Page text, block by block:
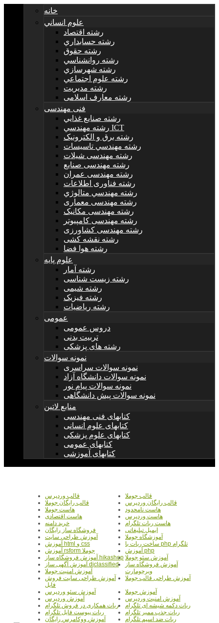
خانه
علوم انساني
رشته اقتصاد
رشته حسابداري
رشته حقوق
رشته روانشناسي
رشته شهرسازي
رشته علوم اجتماعي
رشته مديريت
رشته معارف اسلامی
فنی مهندسی
رشته صنايع غذايي
رشته مهندسي ICT
رشته برق و الکترونيک
رشته مهندسي تاسيسات
رشته مهندسی شیلات
رشته مهندسی صنایع
رشته مهندسی عمران
رشته فناوری اطلاعات
رشته مهندسي متالوژي
رشته مهندسی معماری
رشته مهندسی مکانیک
رشته مهندسی کامپیوتر
رشته مهندسی کشاورزی
رشته نقشه کشی
رشته هوا فضا
علوم پایه
رشته آمار
رشته زیست شناسی
رشته شیمی
رشته فیزیک
رشته ریاضیات
عمومی
دروس عمومی
تربیت بدنی
رشته های پزشکی
نمونه سوالات
نمونه سوالات سراسری
نمونه سوالات دانشگاه آزاد
نمونه سوالات پیام نور
نمونه سوالات پیش دانشگاهی
منابع لاتین
کتابهای فنی مهندسی
کتابهای علوم انسانی
کتابهای علوم پزشکی
کتابهای عمومی
کتابهای آموزشی
قالب جوملا
قالب وردپرس
قالب رایگان وردپرس
قالب رایگان جوملا
هاست نامحدود
هاست جوملا
هاست وردپرس
هاست اقتصادی
هاست ربات تلگرام
خرید دامنه
ایمیل تبلیغاتی
فروشگاه ساز رایگان
آموزشگاه جوملا
آموزش طراحی سایت
ساخت ربات با php تلگرام
آموزش html و css
آموزش php
آموزش rsform جوملا
آموزش سئو جوملا آموزش فروشگاه ساز hikashop
آموزش فروشگاه ساز
ویرچومارت
آموزش آگهی ساز djclassified
آموزش امنیت جوملا
آموزش طراحی قالب جوملا
آموزش طراحی سایت فروش
فایل
آموزش جوملا
آموزش سئو وردپرس
آموزش امنیت وردپرس
آموزش وردپرس
ربات دکمه شیشه ای تلگرام
ربات همکاری در فروش تلگرام
ربات جذب ممبر تلگرام
ربات پیوست فایل تلگرام
ربات ضد اسپم تلگرام
آموزش ووکامرس رایگان